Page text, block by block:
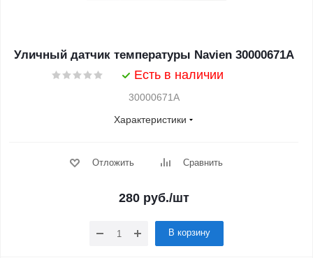
Уличный датчик температуры Navien 30000671A
Есть в наличии
30000671A
Характеристики
Отложить Сравнить
280 руб./шт
В корзину